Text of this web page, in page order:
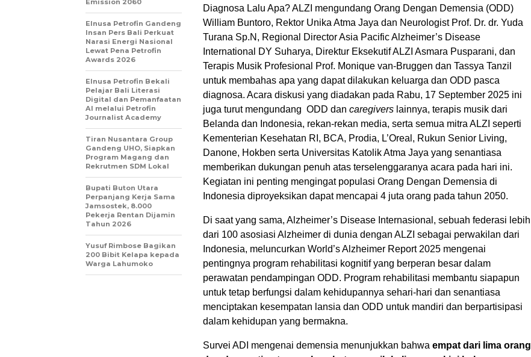
Diagnosa Lalu Apa? ALZI mengundang Orang Dengan Demensia (ODD)
William Buntoro, Rektor Unika Atma Jaya dan Neurologist Prof. Dr. dr. Yuda
Turana Sp.N, Regional Director Asia Pacific Alzheimer’s Disease
International DY Suharya, Direktur Eksekutif ALZI Asmara Pusparani, dan
Terapis Musik Profesional Prof. Monique van-Bruggen dan Tassya Tanzil
untuk membahas apa yang dapat dilakukan keluarga dan ODD pasca
diagnosa. Acara diskusi yang diadakan pada Rabu, 17 September 2025 ini
juga turut mengundang ODD dan caregivers lainnya, terapis musik dari
Belanda dan Indonesia, rekan-rekan media, serta semua mitra ALZI seperti
Kementerian Kesehatan RI, BCA, Prodia, L’Oreal, Rukun Senior Living,
Danone, Hokben serta Universitas Katolik Atma Jaya yang senantiasa
memberikan dukungan penuh atas terselenggaranya acara pada hari ini.
Kegiatan ini penting mengingat populasi Orang Dengan Demensia di
Indonesia diproyeksikan dapat mencapai 4 juta orang pada tahun 2050.
Di saat yang sama, Alzheimer’s Disease Internasional, sebuah federasi lebih
dari 100 asosiasi Alzheimer di dunia dengan ALZI sebagai perwakilan dari
Indonesia, meluncurkan World’s Alzheimer Report 2025 mengenai
pentingnya program rehabilitasi kognitif yang berperan besar dalam
perawatan pendampingan ODD. Program rehabilitasi membantu siapapun
untuk tetap berfungsi dalam kehidupannya sehari-hari dan senantiasa
menciptakan kesempatan lansia dan ODD untuk mandiri dan berpartisipasi
dalam kehidupan yang bermakna.
Survei ADI mengenai demensia menunjukkan bahwa empat dari lima orang
Emission 2060
Elnusa Petrofin Gandeng
Insan Pers Bali Perkuat
Narasi Energi Nasional
Lewat Pena Petrofin
Awards 2026
Elnusa Petrofin Bekali
Pelajar Bali Literasi
Digital dan Pemanfaatan
AI melalui Petrofin
Journalist Academy
Tiran Nusantara Group
Gandeng UHO, Siapkan
Program Magang dan
Rekrutmen SDM Lokal
Bupati Buton Utara
Perpanjang Kerja Sama
Jamsostek, 8.000
Pekerja Rentan Dijamin
Tahun 2026
Yusuf Rimbose Bagikan
200 Bibit Kelapa kepada
Warga Lahumoko